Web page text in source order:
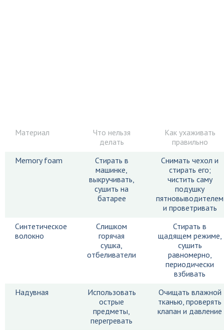
Материал
Что нельзя
делать
Как ухаживать
правильно
Memory foam
Стирать в
машинке,
выкручивать,
сушить на
батарее
Снимать чехол и
стирать его;
чистить саму
подушку
пятновыводителем
и проветривать
Синтетическое
волокно
Слишком
горячая
сушка,
отбеливатели
Стирать в
щадящем режиме,
сушить
равномерно,
периодически
взбивать
Надувная
Использовать
острые
предметы,
перегревать
Очищать влажной
тканью, проверять
клапан и давление